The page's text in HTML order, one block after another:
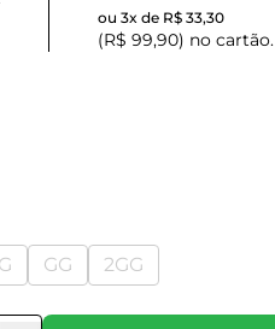
ou 3x de R$ 33,30
(R$ 99,90) no cartão.
G GG 2GG